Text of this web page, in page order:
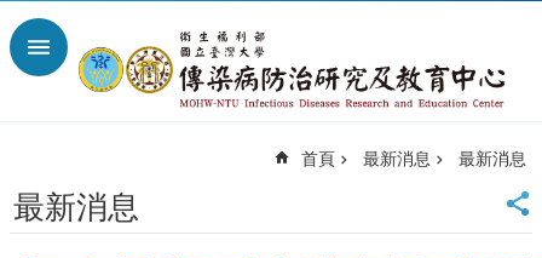
跳到主要內容區塊
進
首
頁
首頁 最新消息 最新消息
最新消息